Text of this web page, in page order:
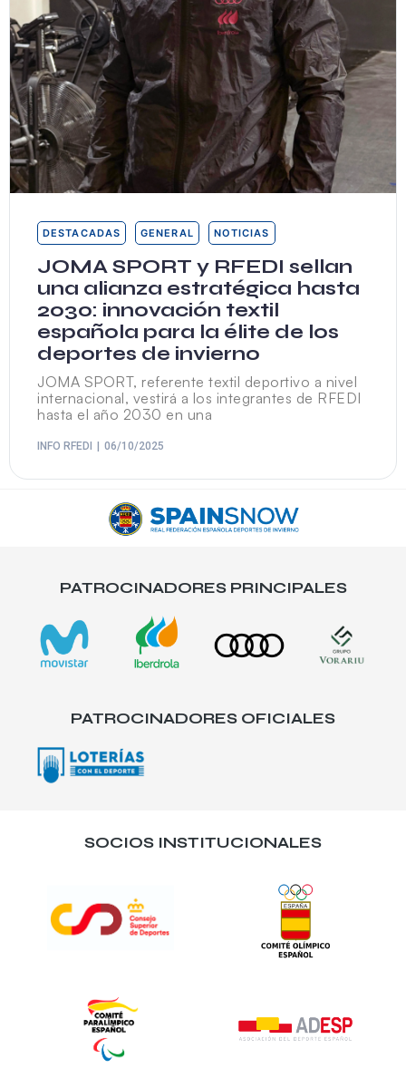
DESTACADAS GENERAL NOTICIAS
JOMA SPORT y RFEDI sellan
una alianza estratégica hasta
2030: innovación textil
española para la élite de los
deportes de invierno
JOMA SPORT, referente textil deportivo a nivel
internacional, vestirá a los integrantes de RFEDI
hasta el año 2030 en una
INFO RFEDI 06/10/2025
PATROCINADORES PRINCIPALES
PATROCINADORES OFICIALES
SOCIOS INSTITUCIONALES